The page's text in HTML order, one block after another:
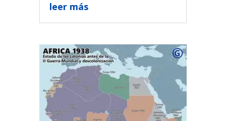
leer más